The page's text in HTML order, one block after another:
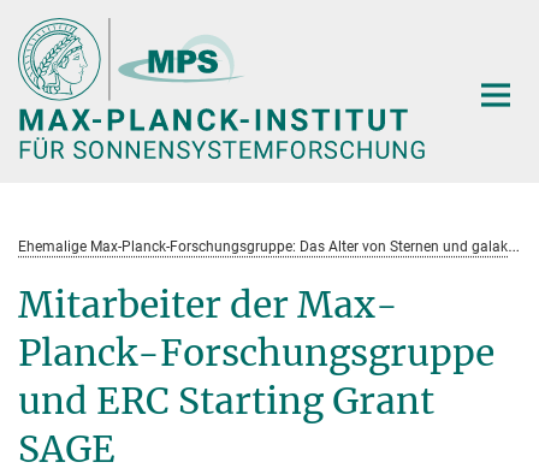
Hauptinhalt
E
hemalige Max-Planck-Forschungsgruppe: Das Alter von Sternen und galaktische Entwicklung
Mitarbeiter der Max-
Planck-Forschungsgruppe
und ERC Starting Grant
SAGE